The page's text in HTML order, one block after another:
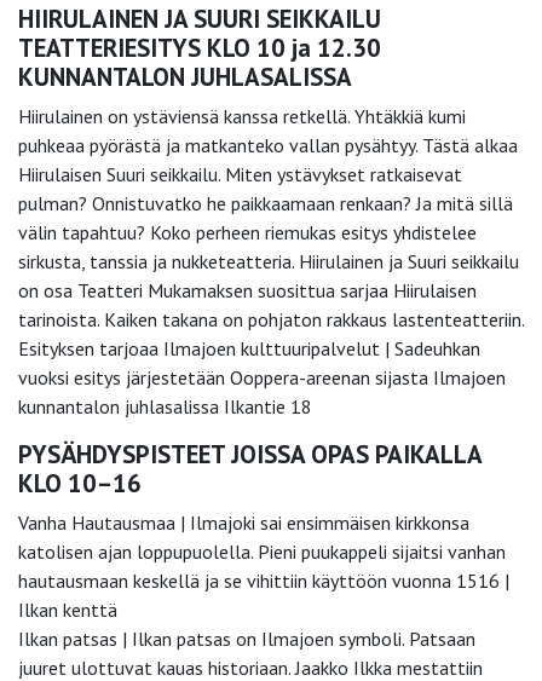
HIIRULAINEN JA SUURI SEIKKAILU
TEATTERIESITYS KLO 10 ja 12.30
KUNNANTALON JUHLASALISSA
Hiirulainen on ystäviensä kanssa retkellä. Yhtäkkiä kumi
puhkeaa pyörästä ja matkanteko vallan pysähtyy. Tästä alkaa
Hiirulaisen Suuri seikkailu. Miten ystävykset ratkaisevat
pulman? Onnistuvatko he paikkaamaan renkaan? Ja mitä sillä
välin tapahtuu? Koko perheen riemukas esitys yhdistelee
sirkusta, tanssia ja nukketeatteria. Hiirulainen ja Suuri seikkailu
on osa Teatteri Mukamaksen suosittua sarjaa Hiirulaisen
tarinoista. Kaiken takana on pohjaton rakkaus lastenteatteriin.
Esityksen tarjoaa Ilmajoen kulttuuripalvelut | Sadeuhkan
vuoksi esitys järjestetään Ooppera-areenan sijasta Ilmajoen
kunnantalon juhlasalissa Ilkantie 18
PYSÄHDYSPISTEET JOISSA OPAS PAIKALLA
KLO 10–16
Vanha Hautausmaa | Ilmajoki sai ensimmäisen kirkkonsa
katolisen ajan loppupuolella. Pieni puukappeli sijaitsi vanhan
hautausmaan keskellä ja se vihittiin käyttöön vuonna 1516 |
Ilkan kenttä
Ilkan patsas | Ilkan patsas on Ilmajoen symboli. Patsaan
juuret ulottuvat kauas historiaan. Jaakko Ilkka mestattiin